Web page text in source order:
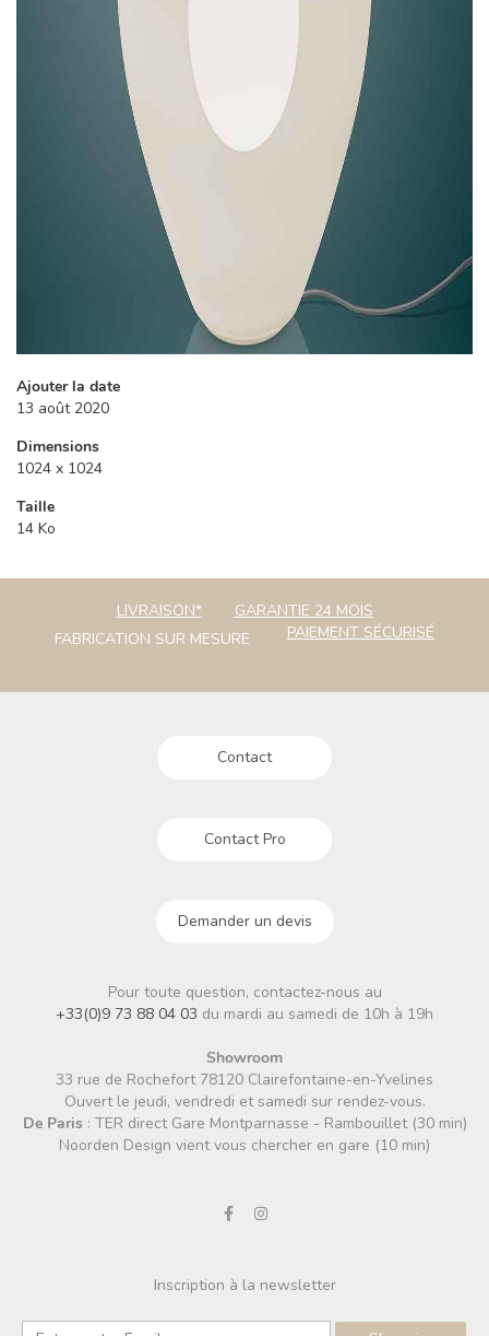
Ajouter la date
13 août 2020
Dimensions
1024 x 1024
Taille
14 Ko
LIVRAISON*
GARANTIE 24 MOIS
FABRICATION SUR MESURE
PAIEMENT SÉCURISÉ
Contact
Contact Pro
Demander un devis
Pour toute question, contactez-nous au
+33(0)9 73 88 04 03 du mardi au samedi de 10h à 19h
Showroom
33 rue de Rochefort 78120 Clairefontaine-en-Yvelines
Ouvert le jeudi, vendredi et samedi sur rendez-vous.
De Paris : TER direct Gare Montparnasse - Rambouillet (30 min)
Noorden Design vient vous chercher en gare (10 min)
Inscription à la newsletter